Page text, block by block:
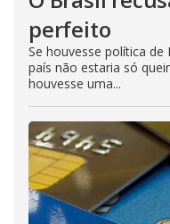
perfeito
Se houvesse política
país não estaria só
houvesse uma...